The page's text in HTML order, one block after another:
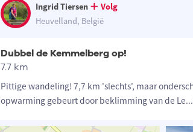
Ingrid Tiersen
Volg
Heuvelland, België
Dubbel de Kemmelberg op!
7.7 km
Pittige wandeling! 7,7 km 'slechts', maar
opwarming gebeurt door beklimming van de Le...